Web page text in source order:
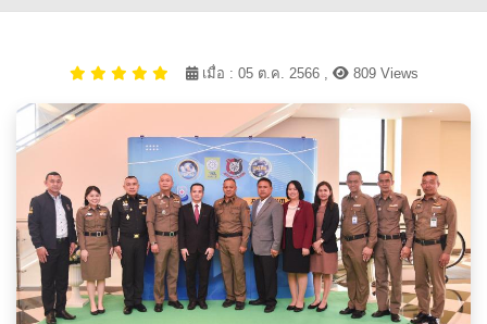
เมื่อ : 05 ต.ค. 2566 , 809 Views